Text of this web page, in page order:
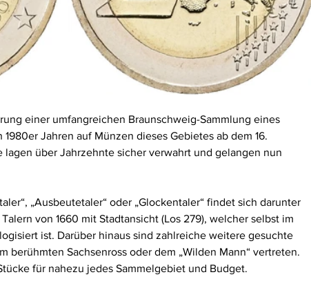
einer umfangreichen Braunschweig-Sammlung eines
Jahren auf Münzen dieses Gebietes ab dem 16.
über Jahrzehnte sicher verwahrt und gelangen nun
„Ausbeutetaler“ oder „Glockentaler“ findet sich darunter
von 1660 mit Stadtansicht (Los 279), welcher selbst im
ist. Darüber hinaus sind zahlreiche weitere gesuchte
berühmten Sachsenross oder dem „Wilden Mann“ vertreten.
für nahezu jedes Sammelgebiet und Budget.